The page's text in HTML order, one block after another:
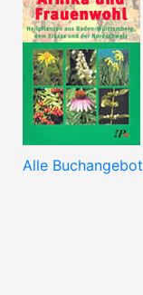
Alle